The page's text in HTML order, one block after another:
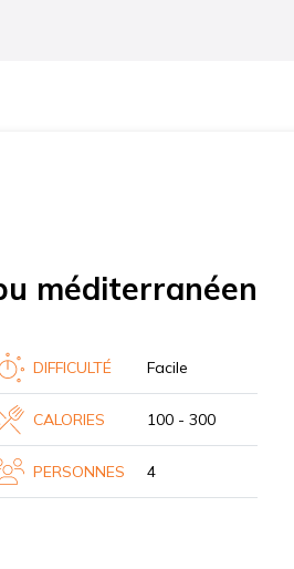
méditerranéen
DIFFICULTÉ Facile
CALORIES 100 - 300
PERSONNES 4